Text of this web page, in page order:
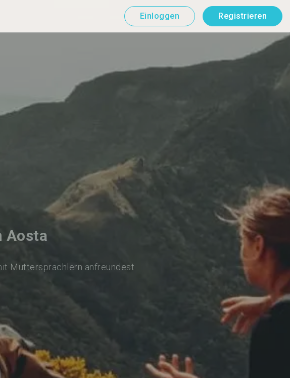
Einloggen Registrieren
Aosta
Muttersprachlern anfreundest